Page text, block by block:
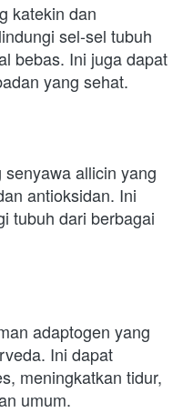
katekin dan
sel-sel tubuh
bebas. Ini juga dapat
yang sehat.
allicin yang
antioksidan. Ini
tubuh dari berbagai
adaptogen yang
Ini dapat
meningkatkan tidur,
umum.